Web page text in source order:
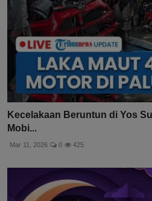
Kecelakaan Beruntun di Yos
Mobi...
Mar 11, 2026 0 425